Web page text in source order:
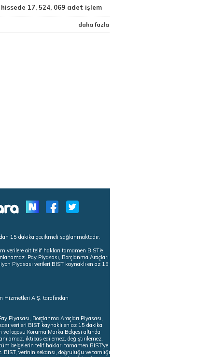
hissede 17, 524, 069 adet işlem
daha fazla
15 dakika gecikmeli sağlanmaktadır.
verilere ait telif hakları tamamen BIST'e
Pay Piyasası, Borçlanma Araçları
Piyasası verileri BIST kaynaklı en az 15
Hizmetleri A.Ş. tarafından
Piyasası, Borçlanma Araçları Piyasası,
verileri BIST kaynaklı en az 15 dakika
logosu Koruma Marka Belgesi altında
iktibas edilemez, değiştirilemez.
belgelerin telif hakları tamamen BIST'ye
verinin sekansı, doğruluğu ve tamlığı